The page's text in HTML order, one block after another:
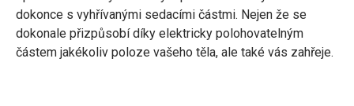
dokonce s vyhřívanými sedacími částmi. Nejen že se
dokonale přizpůsobí díky elektricky polohovatelným
částem jakékoliv poloze vašeho těla, ale také vás zahřeje.